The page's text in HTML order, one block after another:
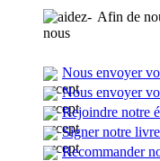
Afin de
Nous envoyer
Nous envoyer
Rejoindre notre
Signer notre
Recommander